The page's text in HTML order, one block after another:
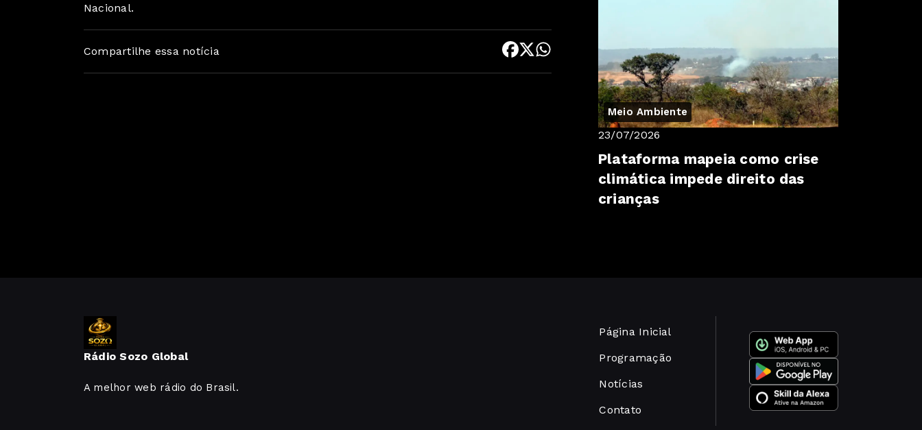
Nacional.
Compartilhe essa notícia
Meio Ambiente
23/07/2026
Plataforma mapeia como crise
climática impede direito das
crianças
Rádio Sozo Global
A melhor web rádio do Brasil.
Página Inicial
Programação
Notícias
Contato